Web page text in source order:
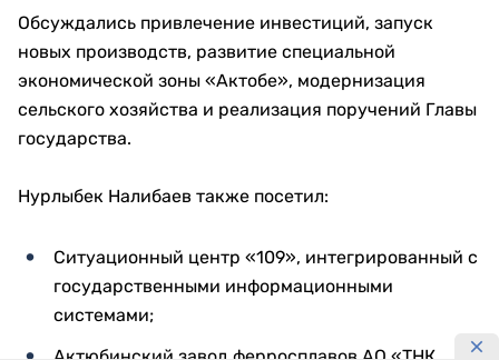
Обсуждались привлечение инвестиций, запуск
новых производств, развитие специальной
экономической зоны «Актобе», модернизация
сельского хозяйства и реализация поручений Главы
государства.
Нурлыбек Налибаев также посетил:
Ситуационный центр «109», интегрированный с
государственными информационными
системами;